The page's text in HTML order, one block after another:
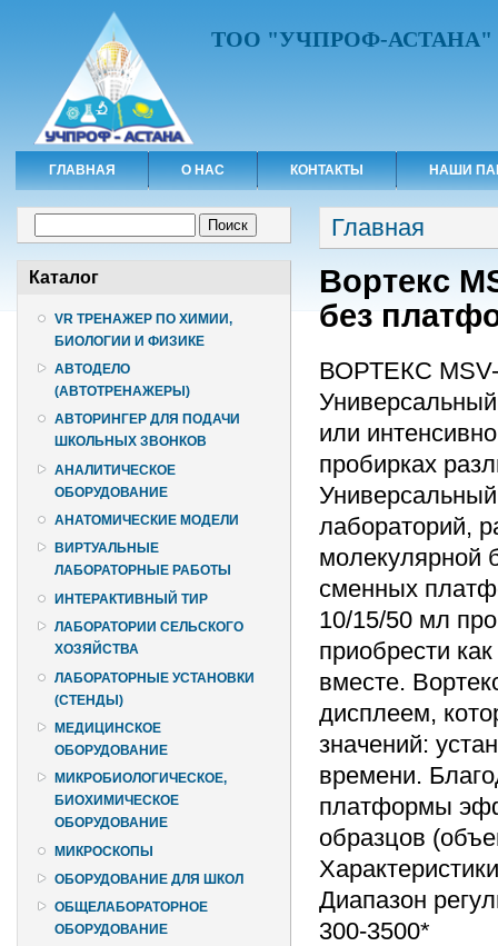
ТОО "УЧПРОФ-АСТАНА"
ГЛАВНАЯ О НАС КОНТАКТЫ НАШИ
Каталог
VR ТРЕНАЖЕР ПО ХИМИИ,
БИОЛОГИИ И ФИЗИКЕ
АВТОДЕЛО
(АВТОТРЕНАЖЕРЫ)
АВТОРИНГЕР ДЛЯ ПОДАЧИ
ШКОЛЬНЫХ ЗВОНКОВ
АНАЛИТИЧЕСКОЕ
ОБОРУДОВАНИЕ
АНАТОМИЧЕСКИЕ МОДЕЛИ
ВИРТУАЛЬНЫЕ
ЛАБОРАТОРНЫЕ РАБОТЫ
ИНТЕРАКТИВНЫЙ ТИР
ЛАБОРАТОРИИ СЕЛЬСКОГО
ХОЗЯЙСТВА
ЛАБОРАТОРНЫЕ УСТАНОВКИ
(СТЕНДЫ)
МЕДИЦИНСКОЕ
ОБОРУДОВАНИЕ
МИКРОБИОЛОГИЧЕСКОЕ,
БИОХИМИЧЕСКОЕ
ОБОРУДОВАНИЕ
МИКРОСКОПЫ
ОБОРУДОВАНИЕ ДЛЯ ШКОЛ
ОБЩЕЛАБОРАТОРНОЕ
ОБОРУДОВАНИЕ
Вы здесь
Главная
Вортекс
без
ВОРТЕКС MSV-
или
пробирках
лабораторий,
молекулярной
сменных
10/15/50 мл
приобрести
вместе.
дисплеем,
значений:
времени.
платформы
образцов
Диапазон
300-3500*